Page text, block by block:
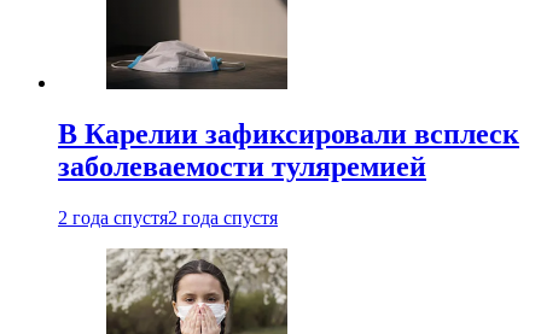
В Карелии зафиксировали всплеск
заболеваемости туляремией
2 года спустя2 года спустя